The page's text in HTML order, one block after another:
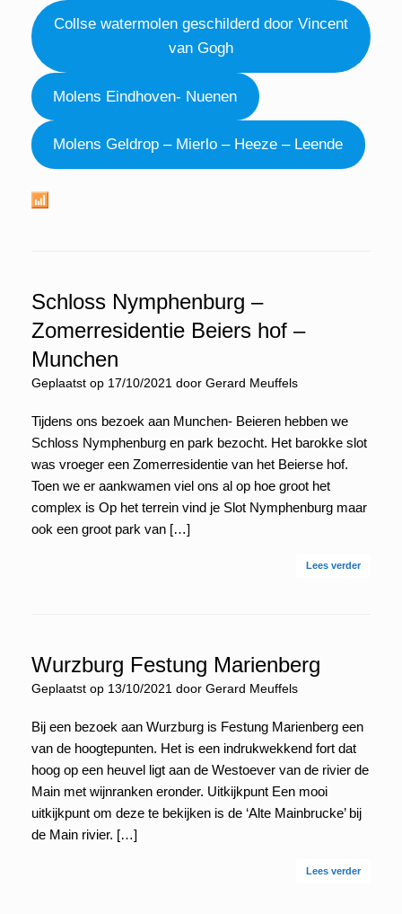
Collse watermolen geschilderd door Vincent
van Gogh
Molens Eindhoven- Nuenen
Molens Geldrop – Mierlo – Heeze – Leende
Schloss Nymphenburg –
Zomerresidentie Beiers hof –
Munchen
Geplaatst op 17/10/2021 door Gerard Meuffels
Tijdens ons bezoek aan Munchen- Beieren hebben we
Schloss Nymphenburg en park bezocht. Het barokke slot
was vroeger een Zomerresidentie van het Beierse hof.
Toen we er aankwamen viel ons al op hoe groot het
complex is Op het terrein vind je Slot Nymphenburg maar
ook een groot park van […]
Lees verder
Wurzburg Festung Marienberg
Geplaatst op 13/10/2021 door Gerard Meuffels
Bij een bezoek aan Wurzburg is Festung Marienberg een
van de hoogtepunten. Het is een indrukwekkend fort dat
hoog op een heuvel ligt aan de Westoever van de rivier de
Main met wijnranken eronder. Uitkijkpunt Een mooi
uitkijkpunt om deze te bekijken is de ‘Alte Mainbrucke’ bij
de Main rivier. […]
Lees verder